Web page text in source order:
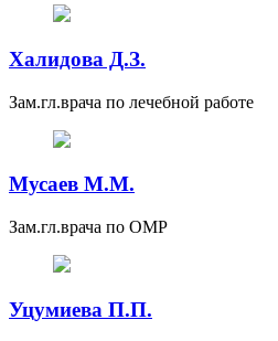
Халидова Д.З.
Зам.гл.врача по лечебной работе
Мусаев М.М.
Зам.гл.врача по ОМР
Уцумиева П.П.